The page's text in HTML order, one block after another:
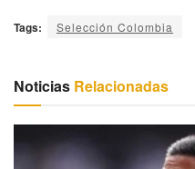
Tags: Selección Colombia
Noticias Relacionadas